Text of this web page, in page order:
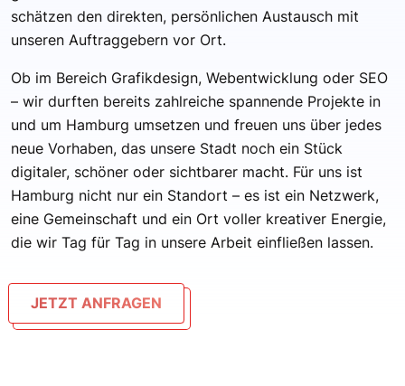
schätzen den direkten, persönlichen Austausch mit
unseren Auftraggebern vor Ort.
Ob im Bereich Grafikdesign, Webentwicklung oder SEO
– wir durften bereits zahlreiche spannende Projekte in
und um Hamburg umsetzen und freuen uns über jedes
neue Vorhaben, das unsere Stadt noch ein Stück
digitaler, schöner oder sichtbarer macht. Für uns ist
Hamburg nicht nur ein Standort – es ist ein Netzwerk,
eine Gemeinschaft und ein Ort voller kreativer Energie,
die wir Tag für Tag in unsere Arbeit einfließen lassen.
JETZT ANFRAGEN